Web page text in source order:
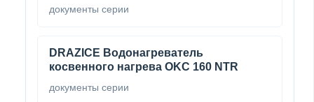
документы серии
DRAZICE Водонагреватель
косвенного нагрева OKC 160 NTR
документы серии